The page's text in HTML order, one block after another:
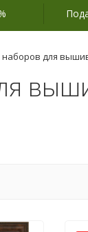
наборов для